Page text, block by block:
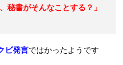
秘書がそんなことする？」
ビ発言ではかったようです